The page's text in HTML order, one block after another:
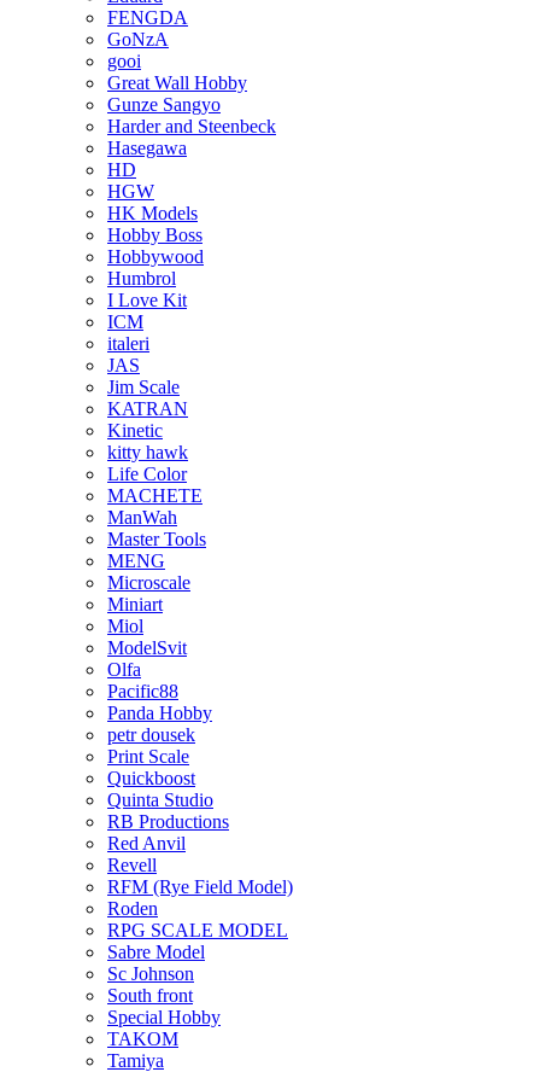
FENGDA
GoNzA
gooi
Great Wall Hobby
Gunze Sangyo
Harder and Steenbeck
Hasegawa
HD
HGW
HK Models
Hobby Boss
Hobbywood
Humbrol
I Love Kit
ICM
italeri
JAS
Jim Scale
KATRAN
Kinetic
kitty hawk
Life Color
MACHETE
ManWah
Master Tools
MENG
Microscale
Miniart
Miol
ModelSvit
Olfa
Pacific88
Panda Hobby
petr dousek
Print Scale
Quickboost
Quinta Studio
RB Productions
Red Anvil
Revell
RFM (Rye Field Model)
Roden
RPG SCALE MODEL
Sabre Model
Sc Johnson
South front
Special Hobby
TAKOM
Tamiya